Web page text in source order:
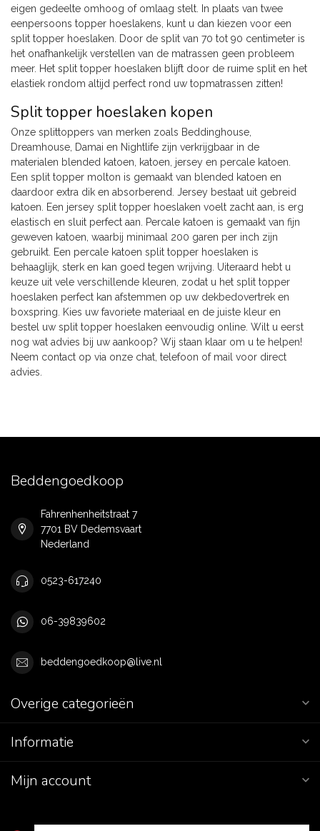
eigen gedeelte omhoog of omlaag stelt. In plaats van twee
eenpersoons topper hoeslakens, kunt u dan kiezen voor een
split topper hoeslaken. Door de split van 70 tot 90 centimeter is
het onafhankelijk verstellen van de matrassen geen probleem
meer. Het split topper hoeslaken blijft door de ruime split en het
elastiek rondom altijd perfect rond uw topmatrassen zitten!
Split topper hoeslaken kopen
Onze splittoppers van merken zoals Beddinghouse,
Dreamhouse, Damai en Nightlife zijn verkrijgbaar in de
materialen blended katoen, katoen, jersey en percale katoen.
Een split topper molton is gemaakt van blended katoen en
daardoor extra dik en absorberend. Jersey bestaat uit gebreid
katoen. Een jersey split topper hoeslaken voelt zacht aan, is erg
elastisch en sluit perfect aan. Percale katoen is gemaakt van fijn
geweven katoen, waarbij minimaal 200 garen per inch zijn
gebruikt. Een percale katoen split topper hoeslaken is
behaaglijk, sterk en kan goed tegen wrijving. Uiteraard hebt u
keuze uit vele verschillende kleuren, zodat u het split topper
hoeslaken perfect kan afstemmen op uw dekbedovertrek en
boxspring. Kies uw favoriete materiaal en de juiste kleur en
bestel uw split topper hoeslaken eenvoudig online. Wilt u eerst
nog wat advies bij uw aankoop? Wij staan klaar om u te helpen!
Neem contact op via onze chat, telefoon of mail voor direct
advies.
Beddengoedkoop
Fahrenhenheitstraat 7
7701 BV Dedemsvaart
Nederland
0523-617240
06-39839602
beddengoedkoop@live.nl
Overige categorieën
Informatie
Mijn account